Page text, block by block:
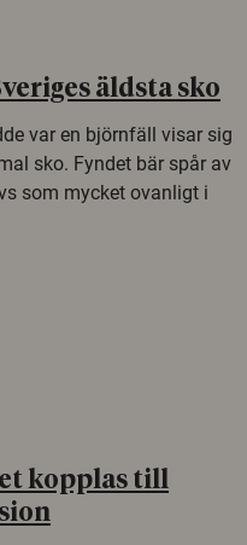
äldsta sko
var en björnfäll visar sig
sko. Fyndet bär spår av
som mycket ovanligt i
kopplas till